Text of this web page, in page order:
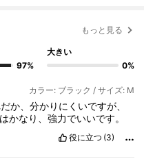
もっと見る
97%
大きい
0%
カラー: ブラック / サイズ: M
か、分かりにくいですが、
かなり、強力でいいです。
役に立つ (3)